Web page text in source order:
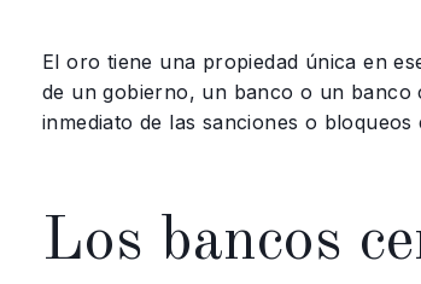
El oro tiene una propiedad única en
de un gobierno, un banco o un banco
inmediato de las sanciones o bloqueos
Los bancos